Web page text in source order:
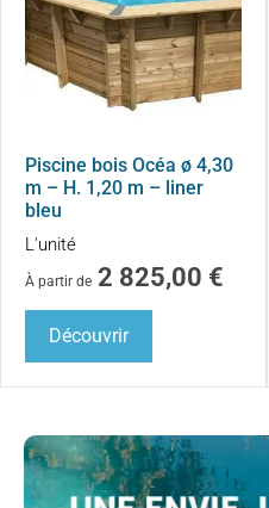
Piscine bois Océa ø 4,30
m – H. 1,20 m – liner
bleu
L'unité
À partir de 2 825,00 €
Découvrir